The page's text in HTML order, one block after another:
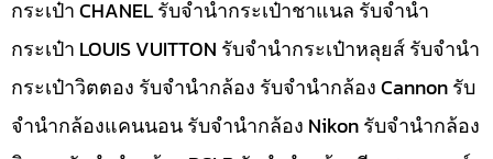
กระเป๋า CHANEL รับจำนำกระเป๋าชาแนล รับจำนำ
กระเป๋า LOUIS VUITTON รับจำนำกระเป๋าหลุยส์ รับจำนำ
กระเป๋าวิตตอง รับจำนำกล้อง รับจำนำกล้อง Cannon รับ
จำนำกล้องแคนนอน รับจำนำกล้อง Nikon รับจำนำกล้อง